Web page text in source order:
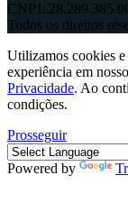
CNPJ:
Todos os direitos
Utilizamos cookies e
experiência em
Privacidade. Ao
condições.
Prosseguir
Powered by